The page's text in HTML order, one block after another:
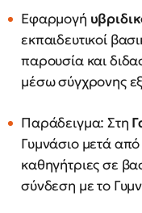
Εφαρμογή
εκπαιδευτικοί
παρουσία και
μέσω σύγχρονης
Παράδειγμα: Στη
Γυμνάσιο μετά
καθηγήτριες σε
σύνδεση με το